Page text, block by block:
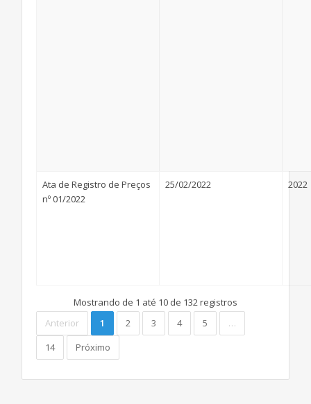
Ata de Registro de Preços
nº 01/2022
25/02/2022 2022
Mostrando de 1 até 10 de 132 registros
Anterior
1 2 3 4 5
…
14
Próximo